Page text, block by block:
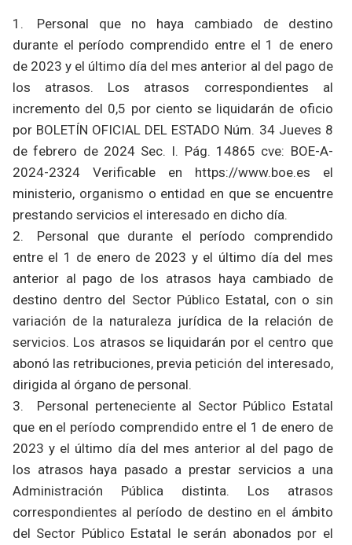
1. Personal que no haya cambiado de destino
durante el período comprendido entre el 1 de enero
de 2023 y el último día del mes anterior al del pago de
los atrasos. Los atrasos correspondientes al
incremento del 0,5 por ciento se liquidarán de oficio
por BOLETÍN OFICIAL DEL ESTADO Núm. 34 Jueves 8
de febrero de 2024 Sec. I. Pág. 14865 cve: BOE-A-
2024-2324 Verificable en https://www.boe.es el
ministerio, organismo o entidad en que se encuentre
prestando servicios el interesado en dicho día.
2. Personal que durante el período comprendido
entre el 1 de enero de 2023 y el último día del mes
anterior al pago de los atrasos haya cambiado de
destino dentro del Sector Público Estatal, con o sin
variación de la naturaleza jurídica de la relación de
servicios. Los atrasos se liquidarán por el centro que
abonó las retribuciones, previa petición del interesado,
dirigida al órgano de personal.
3. Personal perteneciente al Sector Público Estatal
que en el período comprendido entre el 1 de enero de
2023 y el último día del mes anterior al del pago de
los atrasos haya pasado a prestar servicios a una
Administración Pública distinta. Los atrasos
correspondientes al período de destino en el ámbito
del Sector Público Estatal le serán abonados por el